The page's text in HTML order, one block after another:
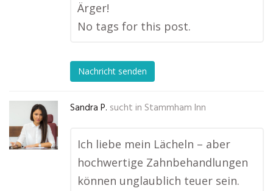
Ärger!
No tags for this post.
Nachricht senden
Sandra P. sucht in Stammham Inn
Ich liebe mein Lächeln – aber
hochwertige Zahnbehandlungen
können unglaublich teuer sein.